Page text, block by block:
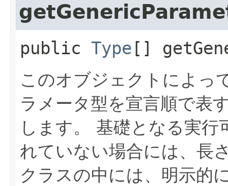
public Type []
このオブジェクトによっ
ラメータ型を宣言順で表
します。
基礎となる実行
れていない場合には、長
クラスの中には、明示的